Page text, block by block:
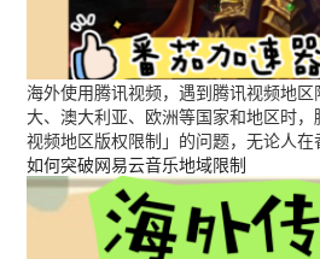
海外使用腾讯视频，遇到腾讯视频地
大、澳大利亚、欧洲等国家和地区时
视频地区版权限制」的问题，无论人
如何突破网易云音乐地域限制